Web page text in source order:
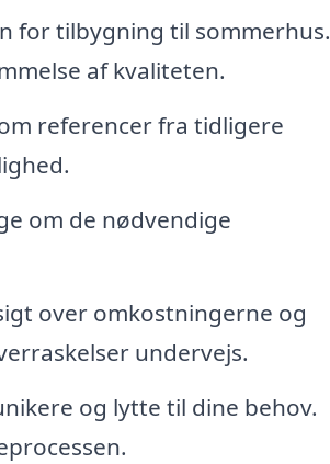
for tilbygning til sommerhus.
af kvaliteten.
referencer fra tidligere
om de nødvendige
over omkostningerne og
undervejs.
og lytte til dine behov.